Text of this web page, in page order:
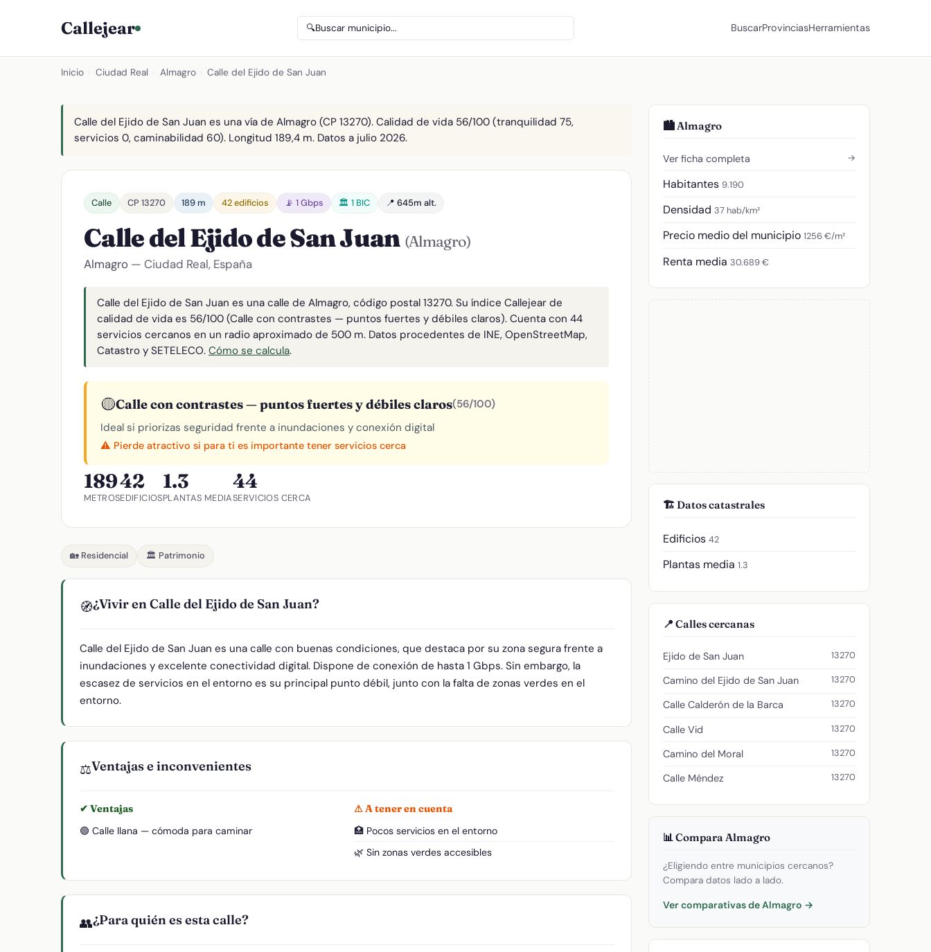
Callejear 🔍Buscar municipio... BuscarProvinciasHerramientas
Inicio Ciudad Real Almagro Calle del Ejido de San Juan
Calle del Ejido de San Juan es una vía de Almagro (CP 13270). Calidad de vida 56/100 (tranquilidad 75,
servicios 0, caminabilidad 60). Longitud 189,4 m. Datos a julio 2026.
Calle CP 13270 189 m 42 edificios 📡 1 Gbps 🏛️ 1 BIC 📍 645m alt.
Calle del Ejido de San Juan (Almagro)
Almagro — Ciudad Real, España
Calle del Ejido de San Juan es una calle de Almagro, código postal 13270. Su índice Callejear de
calidad de vida es 56/100 (Calle con contrastes — puntos fuertes y débiles claros). Cuenta con 44
servicios cercanos en un radio aproximado de 500 m. Datos procedentes de INE, OpenStreetMap,
Catastro y SETELECO. Cómo se calcula.
🟡Calle con contrastes — puntos fuertes y débiles claros(56/100)
Ideal si priorizas seguridad frente a inundaciones y conexión digital
⚠️ Pierde atractivo si para ti es importante tener servicios cerca
189
METROS
42
EDIFICIOS
1.3
PLANTAS MEDIA
44
SERVICIOS CERCA
🏡 Residencial 🏛️ Patrimonio
🧭¿Vivir en Calle del Ejido de San Juan?
Calle del Ejido de San Juan es una calle con buenas condiciones, que destaca por su zona segura frente a
inundaciones y excelente conectividad digital. Dispone de conexión de hasta 1 Gbps. Sin embargo, la
escasez de servicios en el entorno es su principal punto débil, junto con la falta de zonas verdes en el
entorno.
⚖️Ventajas e inconvenientes
✔ Ventajas
🟢 Calle llana — cómoda para caminar
⚠ A tener en cuenta
🏥 Pocos servicios en el entorno
🌿 Sin zonas verdes accesibles
👥¿Para quién es esta calle?
🏙️ Almagro
Ver ficha completa →
Habitantes 9.190
Densidad 37 hab/km²
Precio medio del municipio 1256 €/m²
Renta media 30.689 €
🏗️ Datos catastrales
Edificios 42
Plantas media 1.3
📍 Calles cercanas
Ejido de San Juan 13270
Camino del Ejido de San Juan 13270
Calle Calderón de la Barca 13270
Calle Vid 13270
Camino del Moral 13270
Calle Méndez 13270
📊 Compara Almagro
¿Eligiendo entre municipios cercanos?
Compara datos lado a lado.
Ver comparativas de Almagro →